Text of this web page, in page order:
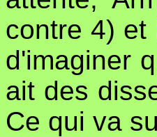
contre 4) et
d'imaginer
ait des
Ce qui va